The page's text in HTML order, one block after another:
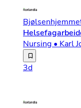
Nursing • Karl
Velkommen til
3d